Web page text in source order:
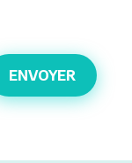
ENVOYER